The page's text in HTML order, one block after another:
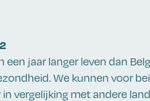
een jaar langer leven dan
We kunnen voor
vergelijking met andere